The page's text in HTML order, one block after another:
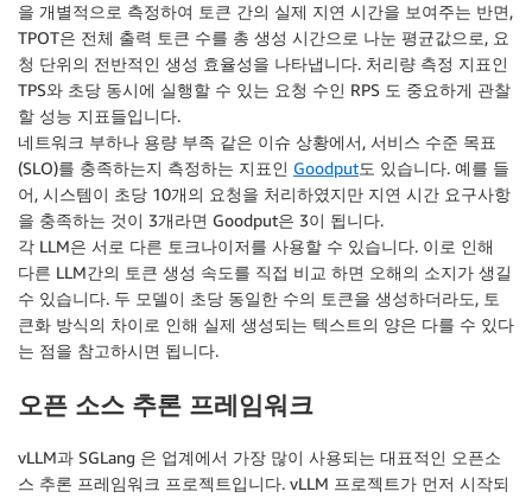
을 개별적으로 측정하여 토큰 간의 실제 지연 시간을 보여주는 반면,
TPOT은 전체 출력 토큰 수를 총 생성 시간으로 나눈 평균값으로, 요
청 단위의 전반적인 생성 효율성을 나타냅니다. 처리량 측정 지표인
TPS와 초당 동시에 실행할 수 있는 요청 수인 RPS 도 중요하게 관찰
할 성능 지표들입니다.
네트워크 부하나 용량 부족 같은 이슈 상황에서, 서비스 수준 목표
(SLO)를 충족하는지 측정하는 지표인 Goodput도 있습니다. 예를 들
어, 시스템이 초당 10개의 요청을 처리하였지만 지연 시간 요구사항
을 충족하는 것이 3개라면 Goodput은 3이 됩니다.
각 LLM은 서로 다른 토크나이저를 사용할 수 있습니다. 이로 인해
다른 LLM간의 토큰 생성 속도를 직접 비교 하면 오해의 소지가 생길
수 있습니다. 두 모델이 초당 동일한 수의 토큰을 생성하더라도, 토
큰화 방식의 차이로 인해 실제 생성되는 텍스트의 양은 다를 수 있다
는 점을 참고하시면 됩니다.
오픈 소스 추론 프레임워크
vLLM과 SGLang 은 업계에서 가장 많이 사용되는 대표적인 오픈소
스 추론 프레임워크 프로젝트입니다. vLLM 프로젝트가 먼저 시작되